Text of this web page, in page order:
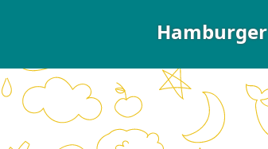
Hamburger